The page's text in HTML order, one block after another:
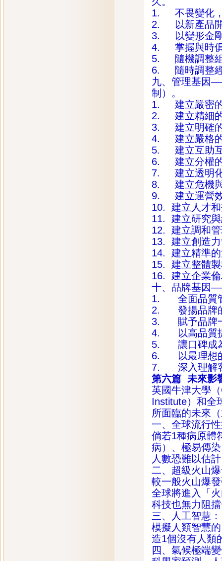
1. 不畏變化，
2. 以新產品開
3. 以變形金剛
4. 掌握與時俱
5. 隨機調整組
6. 隨時調整
九、管理基因
制）。
1. 建立嚴密
2. 建立精細
3. 建立明確
4. 建立嚴格
5. 建立互助
6. 建立分權
7. 建立透明化
8. 建立危機與
9. 建立運營效
10. 建立人才
11. 建立研究
12. 建立調和
13. 建立創造
14. 建立精準
15. 建立整體
16. 建立企業
十、品牌基因
1. 全面品質
2. 發揚品牌
3. 賦予品牌
4. 以高品質
5. 讓口碑成為
6. 以最理想的
7. 深入理解客
第六篇 未來影
英國牛津大學
Institute）和全
所面臨的未來
一、全球流行
倘若1種病原體
病）、極易傳
人數恐難以估
二、超級火山
較一般火山爆
全球將進入「
科技也無力阻
三、人工智慧：
模擬人類智慧
造1個沒有人類
四、氣候極端